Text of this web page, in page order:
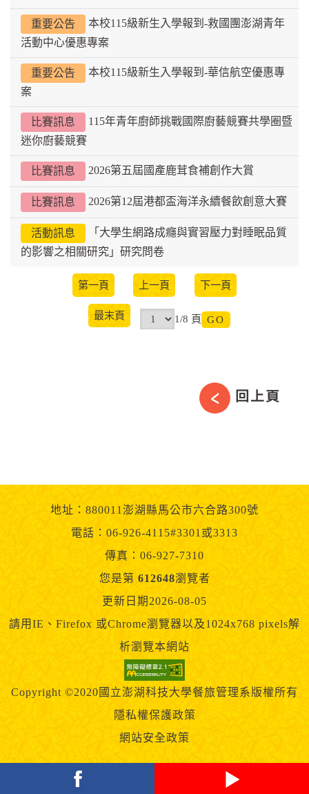
重要公告
本校115級新生入學報到-救國團澎湖青年
活動中心優惠專案
重要公告
本校115級新生入學報到-華信航空優惠專
案
比賽訊息
115年青年廚師挑戰國際廚藝競賽共學圈暨
迷你廚藝競賽
比賽訊息 2026第五屆國產鹿茸食補創作大賞
比賽訊息 2026第12屆港都盃海洋永續餐飲創意大賽
活動訊息
「大學生網路成癮與實習壓力對睡眠品質
的影響之相關研究」研究問卷
第一頁 上一頁 下一頁
最末頁 1/8 頁
回上頁
地址：880011澎湖縣馬公市六合路300號
電話：06-926-4115#3301或3313
傳真：06-927-7310
您是第 612648瀏覽者
更新日期2026-08-05
請用IE、Firefox 或Chrome瀏覽器以及1024x768 pixels解
析瀏覽本網站
Copyright ©2020國立澎湖科技大學餐旅管理系版權所有
隱私權保護政策
網站安全政策